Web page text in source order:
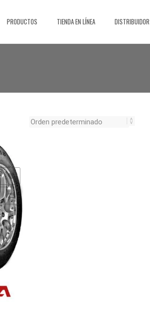
PRODUCTOS TIENDA EN LÍNEA DISTRIBUIDOR